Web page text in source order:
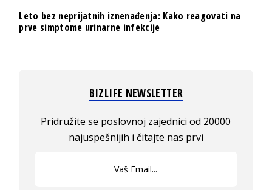
Leto bez neprijatnih iznenađenja: Kako reagovati na
prve simptome urinarne infekcije
BIZLIFE NEWSLETTER
Pridružite se poslovnoj zajednici od 20000
najuspešnijih i čitajte nas prvi